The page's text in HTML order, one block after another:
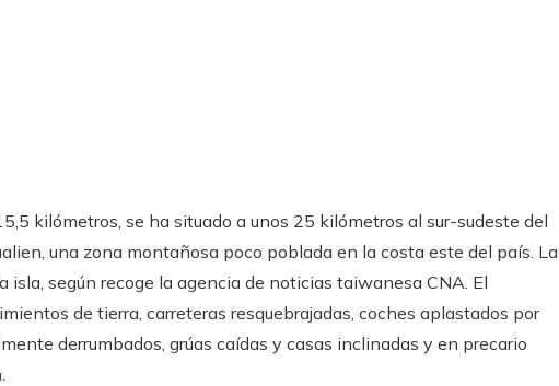
kilómetros, se ha situado a unos 25 kilómetros al sur-sudeste del
una zona montañosa poco poblada en la costa este del país. La
según recoge la agencia de noticias taiwanesa CNA. El
de tierra, carreteras resquebrajadas, coches aplastados por
derrumbados, grúas caídas y casas inclinadas y en precario